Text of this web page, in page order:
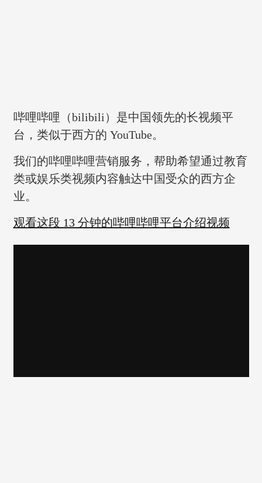
哔哩哔哩（bilibili）是中国领先的长视频平
台，类似于西方的 YouTube。
我们的哔哩哔哩营销服务，帮助希望通过教育
类或娱乐类视频内容触达中国受众的西方企
业。
观看这段 13 分钟的哔哩哔哩平台介绍视频